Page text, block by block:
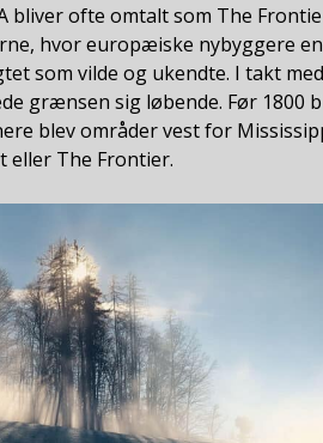
bli­ver ofte omtalt som The
hvor euro­pæ­i­ske nybyg­ge­re
som vil­de og ukend­te. I takt
græn­sen sig løben­de. Før 1800
blev områ­der vest for
eller The Fron­ti­er.